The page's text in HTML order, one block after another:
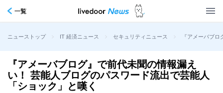
一覧
ニューストップ > IT 経済ニュース > セキュリティニュース > 『アメーバブ
『アメーバブログ』で前代未聞の情報漏え
い！ 芸能人ブログのパスワード流出で芸能人
「ショック」と嘆く